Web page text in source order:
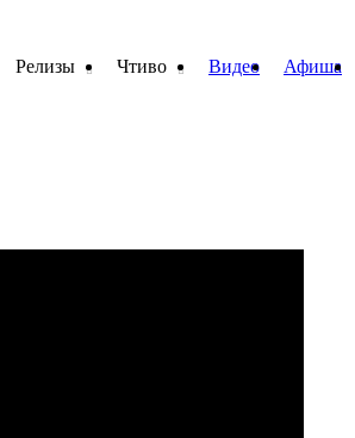
Релизы Чтиво Видео Афиша